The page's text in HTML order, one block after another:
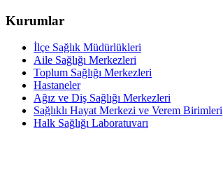
Kurumlar
İlçe Sağlık Müdürlükleri
Aile Sağlığı Merkezleri
Toplum Sağlığı Merkezleri
Hastaneler
Ağız ve Diş Sağlığı Merkezleri
Sağlıklı Hayat Merkezi ve Verem Birimleri
Halk Sağlığı Laboratuvarı